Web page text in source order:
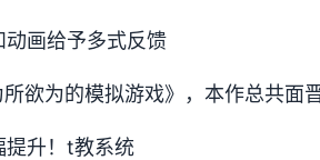
画给予多式反馈
欲为的模拟游戏》，本作总共面
提升！t教系统